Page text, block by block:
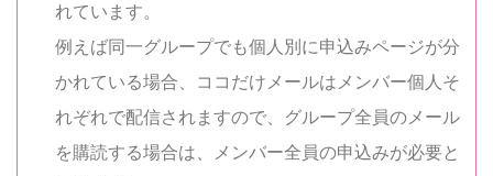
れています。
例えば同一グループでも個人別に申込みページが分
かれている場合、ココだけメールはメンバー個人そ
れぞれで配信されますので、グループ全員のメール
を購読する場合は、メンバー全員の申込みが必要と